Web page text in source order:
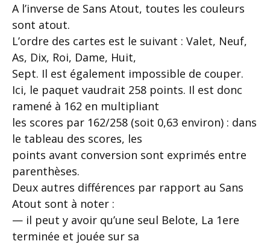
A l’inverse de Sans Atout, toutes les couleurs
sont atout.
L’ordre des cartes est le suivant : Valet, Neuf,
As, Dix, Roi, Dame, Huit,
Sept. Il est également impossible de couper.
Ici, le paquet vaudrait 258 points. Il est donc
ramené à 162 en multipliant
les scores par 162/258 (soit 0,63 environ) : dans
le tableau des scores, les
points avant conversion sont exprimés entre
parenthèses.
Deux autres différences par rapport au Sans
Atout sont à noter :
— il peut y avoir qu’une seul Belote, La 1ere
terminée et jouée sur sa